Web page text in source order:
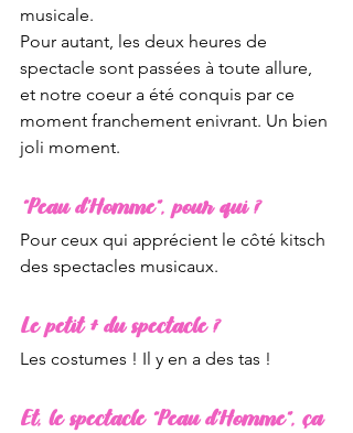
musicale.
Pour autant, les deux heures de
spectacle sont passées à toute allure,
et notre coeur a été conquis par ce
moment franchement enivrant. Un bien
joli moment.
“Peau d’Homme”, pour qui ?
Pour ceux qui apprécient le côté kitsch
des spectacles musicaux.
Le petit + du spectacle ?
Les costumes ! Il y en a des tas !
Et, le spectacle “Peau d’Homme”, ça